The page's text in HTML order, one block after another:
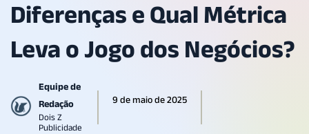
Diferenças e Qual Métrica
Leva o Jogo dos Negócios?
Equipe de
Redação
Dois Z
Publicidade
9 de maio de 2025